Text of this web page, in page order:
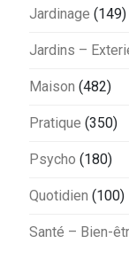
Jardinage (149)
Jardins –
Maison (482)
Pratique (350)
Psycho (180)
Quotidien (100)
Santé – Bien-